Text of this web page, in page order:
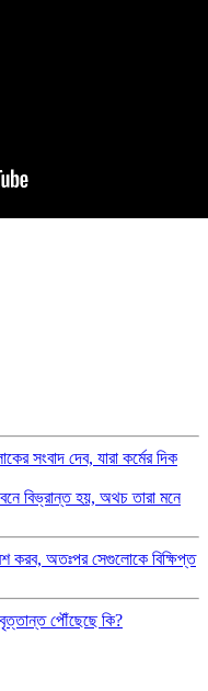
সংবাদ দেব, যারা কর্মের দিক
বিভ্রান্ত হয়, অথচ তারা মনে
করব, অতঃপর সেগুলোকে বিক্ষিপ্ত
পৌঁছেছে কি?